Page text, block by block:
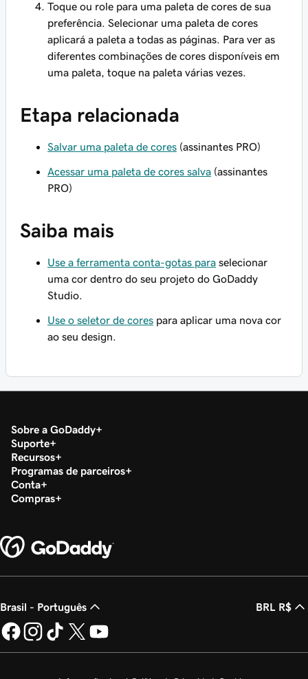
Toque ou role para uma paleta de cores de sua
preferência. Selecionar uma paleta de cores
aplicará a paleta a todas as páginas. Para ver as
diferentes combinações de cores disponíveis em
uma paleta, toque na paleta várias vezes.
Etapa relacionada
Salvar uma paleta de cores (assinantes PRO)
Acessar uma paleta de cores salva (assinantes
PRO)
Saiba mais
Use a ferramenta conta-gotas para selecionar
uma cor dentro do seu projeto do GoDaddy
Studio.
Use o seletor de cores para aplicar uma nova cor
ao seu design.
Sobre a GoDaddy
Suporte
Recursos
Programas de parceiros
Conta
Compras
Brasil - Português BRL R$